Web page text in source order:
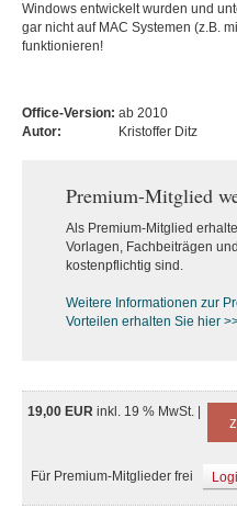
Windows entwickelt wurden und
gar nicht auf MAC Systemen (z.B.
funktionieren!
Office-Version: ab 2010
Autor:
Kristoffer Ditz
Premium-Mitglied
Als Premium-Mitglied
Vorlagen, Fachbeiträgen
kostenpflichtig sind.
Weitere Informationen zur
Vorteilen erhalten Sie hier
19,00 EUR inkl. 19 % MwSt. |
Für Premium-Mitglieder frei